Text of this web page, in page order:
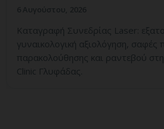
Καταγραφή Συνεδρίας Laser:
γυναικολογική αξιολόγηση, σαφές
παρακολούθησης και ραντεβού
Clinic Γλυφάδας.